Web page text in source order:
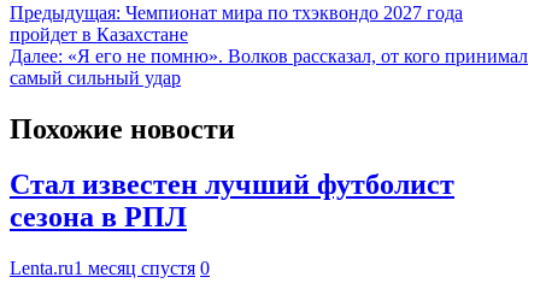
Предыдущая: Чемпионат мира по тхэквондо 2027 года
пройдет в Казахстане
Далее: «Я его не помню». Волков рассказал, от кого принимал
самый сильный удар
Похожие новости
Стал известен лучший футболист
сезона в РПЛ
Lenta.ru1 месяц спустя 0